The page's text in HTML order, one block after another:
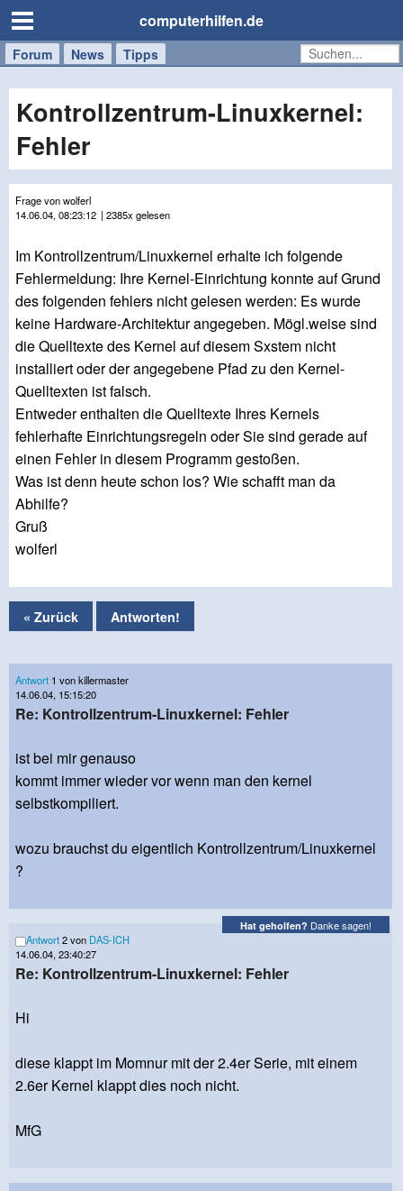
computerhilfen.de
Forum News Tipps
Handy
Tablet
Windows
Mac
Kontrollzentrum-Linuxkernel:
Fehler
Frage von wolferl
14.06.04, 08:23:12 | 2385x gelesen
Im Kontrollzentrum/Linuxkernel erhalte ich folgende
Fehlermeldung: Ihre Kernel-Einrichtung konnte auf Grund
des folgenden fehlers nicht gelesen werden: Es wurde
keine Hardware-Architektur angegeben. Mögl.weise sind
die Quelltexte des Kernel auf diesem Sxstem nicht
installiert oder der angegebene Pfad zu den Kernel-
Quelltexten ist falsch.
Entweder enthalten die Quelltexte Ihres Kernels
fehlerhafte Einrichtungsregeln oder Sie sind gerade auf
einen Fehler in diesem Programm gestoßen.
Was ist denn heute schon los? Wie schafft man da
Abhilfe?
Gruß
wolferl
« Zurück Antworten!
Antwort 1 von killermaster
14.06.04, 15:15:20
Re: Kontrollzentrum-Linuxkernel: Fehler
ist bei mir genauso
kommt immer wieder vor wenn man den kernel
selbstkompiliert.
wozu brauchst du eigentlich Kontrollzentrum/Linuxkernel
?
Hat geholfen? Danke sagen!
Antwort2 von DAS-ICH
14.06.04, 23:40:27
Re: Kontrollzentrum-Linuxkernel: Fehler
Hi
diese klappt im Momnur mit der 2.4er Serie, mit einem
2.6er Kernel klappt dies noch nicht.
MfG